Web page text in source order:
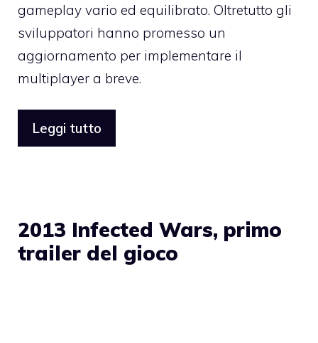
gameplay vario ed equilibrato. Oltretutto gli
sviluppatori hanno promesso un
aggiornamento per implementare il
multiplayer a breve.
Leggi tutto
2013 Infected Wars, primo
trailer del gioco